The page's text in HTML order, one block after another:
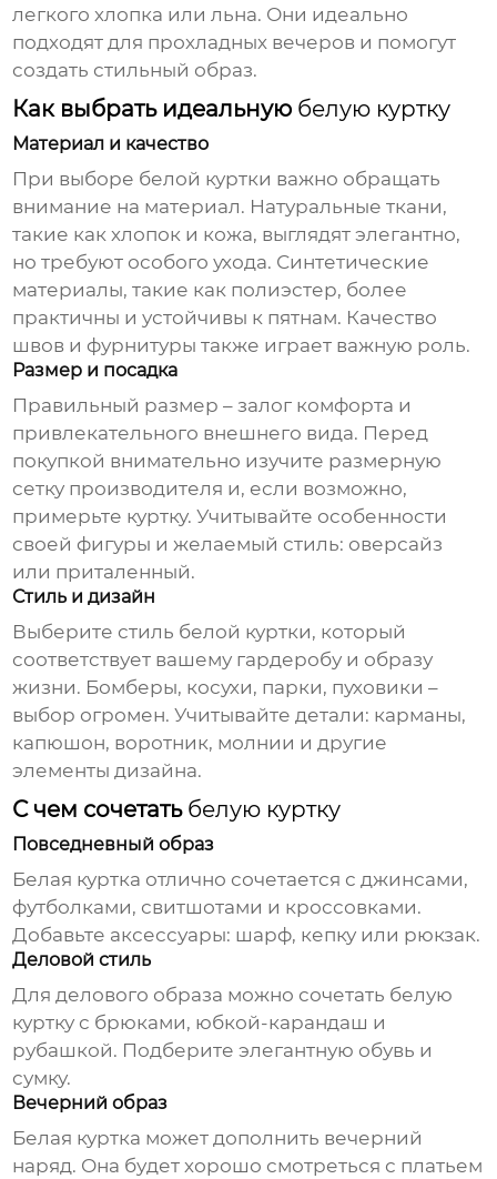
легкого хлопка или льна. Они идеально
подходят для прохладных вечеров и помогут
создать стильный образ.
Как выбрать идеальную белую куртку
Материал и качество
При выборе белой куртки важно обращать
внимание на материал. Натуральные ткани,
такие как хлопок и кожа, выглядят элегантно,
но требуют особого ухода. Синтетические
материалы, такие как полиэстер, более
практичны и устойчивы к пятнам. Качество
швов и фурнитуры также играет важную роль.
Размер и посадка
Правильный размер – залог комфорта и
привлекательного внешнего вида. Перед
покупкой внимательно изучите размерную
сетку производителя и, если возможно,
примерьте куртку. Учитывайте особенности
своей фигуры и желаемый стиль: оверсайз
или приталенный.
Стиль и дизайн
Выберите стиль белой куртки, который
соответствует вашему гардеробу и образу
жизни. Бомберы, косухи, парки, пуховики –
выбор огромен. Учитывайте детали: карманы,
капюшон, воротник, молнии и другие
элементы дизайна.
С чем сочетать белую куртку
Повседневный образ
Белая куртка отлично сочетается с джинсами,
футболками, свитшотами и кроссовками.
Добавьте аксессуары: шарф, кепку или рюкзак.
Деловой стиль
Для делового образа можно сочетать белую
куртку с брюками, юбкой-карандаш и
рубашкой. Подберите элегантную обувь и
сумку.
Вечерний образ
Белая куртка может дополнить вечерний
наряд. Она будет хорошо смотреться с платьем